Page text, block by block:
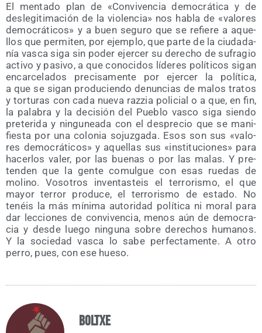
El men­ta­do plan de «Con­vi­ven­cia demo­crá­ti­ca y de
des­le­gi­ti­ma­ción de la vio­len­cia» nos habla de «valo­res
demo­crá­ti­cos» y a buen segu­ro que se refie­re a aque­
llos que per­mi­ten, por ejem­plo, que par­te de la ciu­da­da­
nía vas­ca siga sin poder ejer­cer su dere­cho de sufra­gio
acti­vo y pasi­vo, a que cono­ci­dos líde­res polí­ti­cos sigan
encar­ce­la­dos pre­ci­sa­men­te por ejer­cer la polí­ti­ca,
a que se sigan pro­du­cien­do denun­cias de malos tra­tos
y tor­tu­ras con cada nue­va raz­zia poli­cial o a que, en fin,
la pala­bra y la deci­sión del Pue­blo vas­co siga sien­do
pre­te­ri­da y nin­gu­nea­da con el des­pre­cio que se mani­
fies­ta por una colo­nia sojuz­ga­da. Esos son sus «valo­
res demo­crá­ti­cos» y aque­llas sus «ins­ti­tu­cio­nes» para
hacer­los valer, por las bue­nas o por las malas. Y pre­
ten­den que la gen­te comul­gue con esas rue­das de
molino. Voso­tros inven­tas­teis el terro­ris­mo, el que
mayor terror pro­du­ce, el terro­ris­mo de esta­do. No
tenéis la más míni­ma auto­ri­dad polí­ti­ca ni moral para
dar lec­cio­nes de con­vi­ven­cia, menos aún de demo­cra­
cia y des­de lue­go nin­gu­na sobre dere­chos huma­nos.
Y la socie­dad vas­ca lo sabe per­fec­ta­men­te. A otro
perro, pues, con ese hueso.
Boltxe